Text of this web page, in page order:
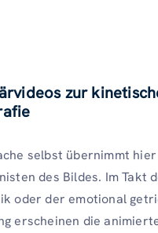
zur
selbst übernimmt
des Bildes. Im Takt
oder der emotional
erscheinen die